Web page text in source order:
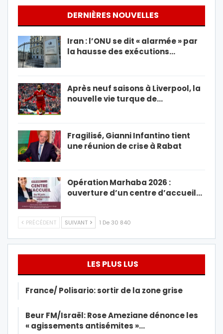
DERNIÈRES NOUVELLES
Iran : l’ONU se dit « alarmée » par
la hausse des exécutions…
Après neuf saisons à Liverpool, la
nouvelle vie turque de…
Fragilisé, Gianni Infantino tient
une réunion de crise à Rabat
Opération Marhaba 2026 :
ouverture d’un centre d’accueil…
PRÉCÉDENT SUIVANT 1 De 30 840
LES PLUS LUS
France/ Polisario: sortir de la zone grise
Beur FM/Israël: Rose Ameziane dénonce les
« agissements antisémites »…